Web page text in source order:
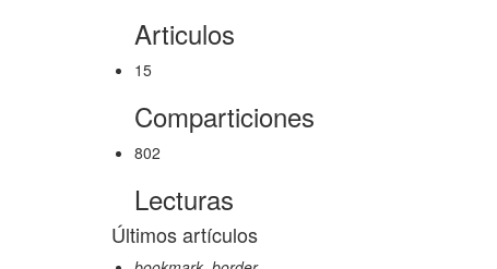
Articulos
15
Comparticiones
802
Lecturas
Últimos artículos